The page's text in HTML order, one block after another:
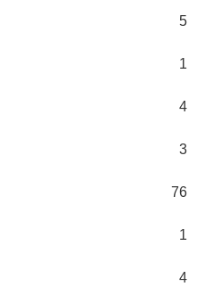
5
1
4
3
76
1
4